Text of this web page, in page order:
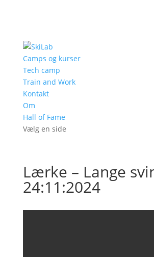
Camps og kurser
Tech camp
Train and Work
Kontakt
Om
Hall of Fame
Vælg en side
Lærke – Lange
24:11:2024